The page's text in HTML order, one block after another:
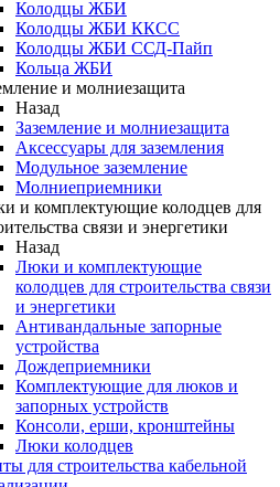
Колодцы ЖБИ
Колодцы ЖБИ ККСС
Колодцы ЖБИ ССД-Пайп
Кольца ЖБИ
и молниезащита
Назад
Заземление и молниезащита
Аксессуары для заземления
Модульное заземление
Молниеприемники
и комплектующие колодцев для
связи и энергетики
Назад
Люки и комплектующие
колодцев для строительства связи
и энергетики
Антивандальные запорные
устройства
Дождеприемники
Комплектующие для люков и
запорных устройств
Консоли, ерши, кронштейны
Люки колодцев
для строительства кабельной